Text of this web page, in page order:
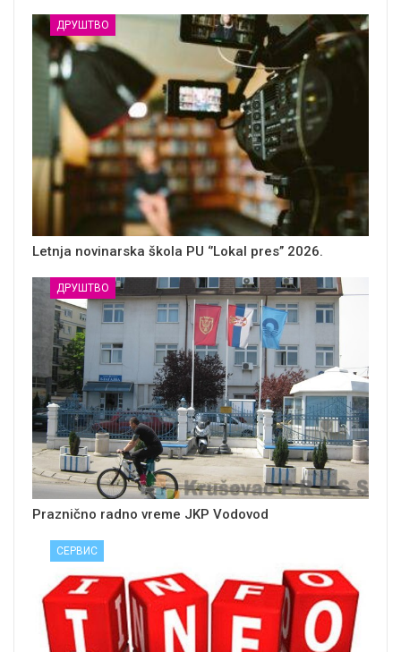
ДРУШТВО
Letnja novinarska škola PU ‘’Lokal pres’’ 2026.
ДРУШТВО
Praznično radno vreme JKP Vodovod
СЕРВИС